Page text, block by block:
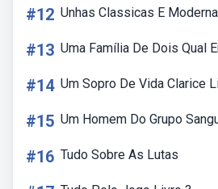
#12 Unhas Classicas E
#13 Uma Família De Dois Qual
#14 Um Sopro De Vida Clarice
#15 Um Homem Do Grupo
#16 Tudo Sobre As Lutas